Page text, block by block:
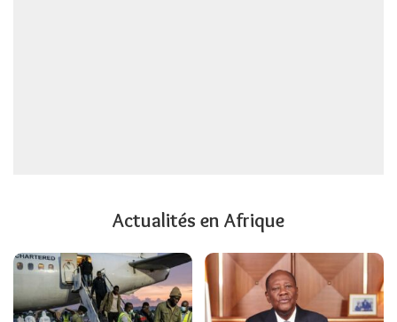
Actualités en Afrique